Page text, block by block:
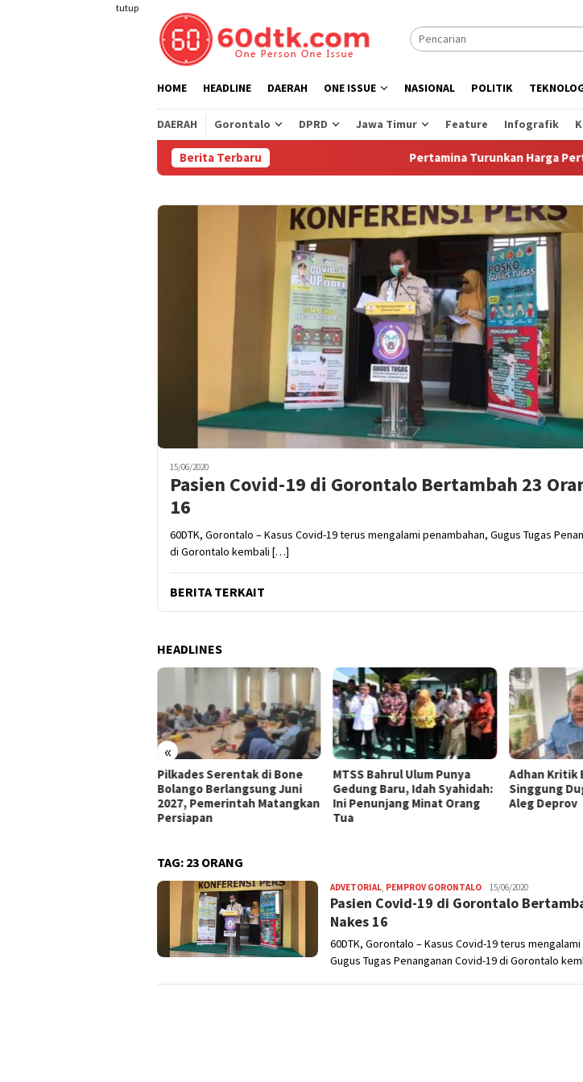
tutup
HOME HEADLINE DAERAH ONE ISSUE NASIONAL POLITIK
DAERAH Gorontalo DPRD Jawa Timur Feature Infografik
Berita Terbaru Pertamina Turunkan Harga Pertamax
15/06/2020
Pasien Covid-19 di Gorontalo Bertambah 23
16
60DTK, Gorontalo – Kasus Covid-19 terus mengalami penambahan, Gugus Tugas
di Gorontalo kembali […]
BERITA TERKAIT
HEADLINES
«
Pilkades Serentak di Bone
Bolango Berlangsung Juni
2027, Pemerintah Matangkan
Persiapan
MTSS Bahrul Ulum Punya
Gedung Baru, Idah Syahidah:
Ini Penunjang Minat Orang
Tua
Adhan Kritik
Singgung
Aleg Deprov
TAG: 23 ORANG
ADVETORIAL, PEMPROV GORONTALO Editor
15/06/2020
Pasien Covid-19 di Gorontalo
Nakes 16
60DTK, Gorontalo – Kasus Covid-19 terus
Gugus Tugas Penanganan Covid-19 di Gorontalo